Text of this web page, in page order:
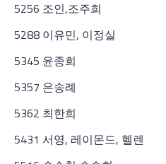
5256 조인,조주희
5288 이유민, 이정실
5345 윤종희
5357 은송례
5362 최한희
5431 서영, 레이몬드, 헬렌